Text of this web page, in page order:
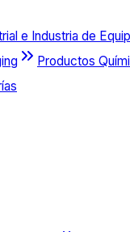
e Industria de
Productos